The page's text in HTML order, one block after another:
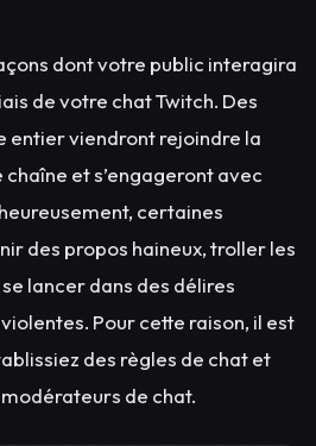
dont votre public interagira
de votre chat Twitch. Des
entier viendront rejoindre la
et s’engageront avec
certaines
des propos haineux, troller les
lancer dans des délires
Pour cette raison, il est
des règles de chat et
de chat.